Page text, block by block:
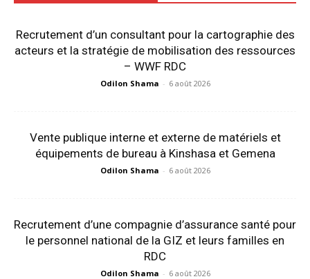
Recrutement d’un consultant pour la cartographie des
acteurs et la stratégie de mobilisation des ressources
– WWF RDC
Odilon Shama - 6 août 2026
Vente publique interne et externe de matériels et
équipements de bureau à Kinshasa et Gemena
Odilon Shama - 6 août 2026
Recrutement d’une compagnie d’assurance santé pour
le personnel national de la GIZ et leurs familles en
RDC
Odilon Shama - 6 août 2026